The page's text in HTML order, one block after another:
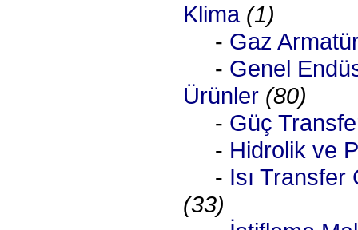
Klima (1)
- Gaz
- Genel
Ürünler (80)
- Güç
- Hidrolik ve
- Isı Transfer
(33)